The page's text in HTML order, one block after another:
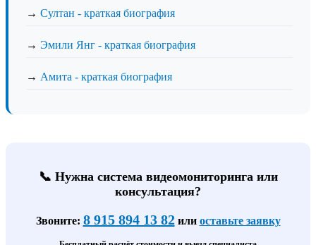
→ Султан - краткая биография
→ Эмили Янг - краткая биография
→ Амита - краткая биография
📞 Нужна система видеомониторинга или
консультация?
Звоните: 8 915 894 13 82или оставьте заявку